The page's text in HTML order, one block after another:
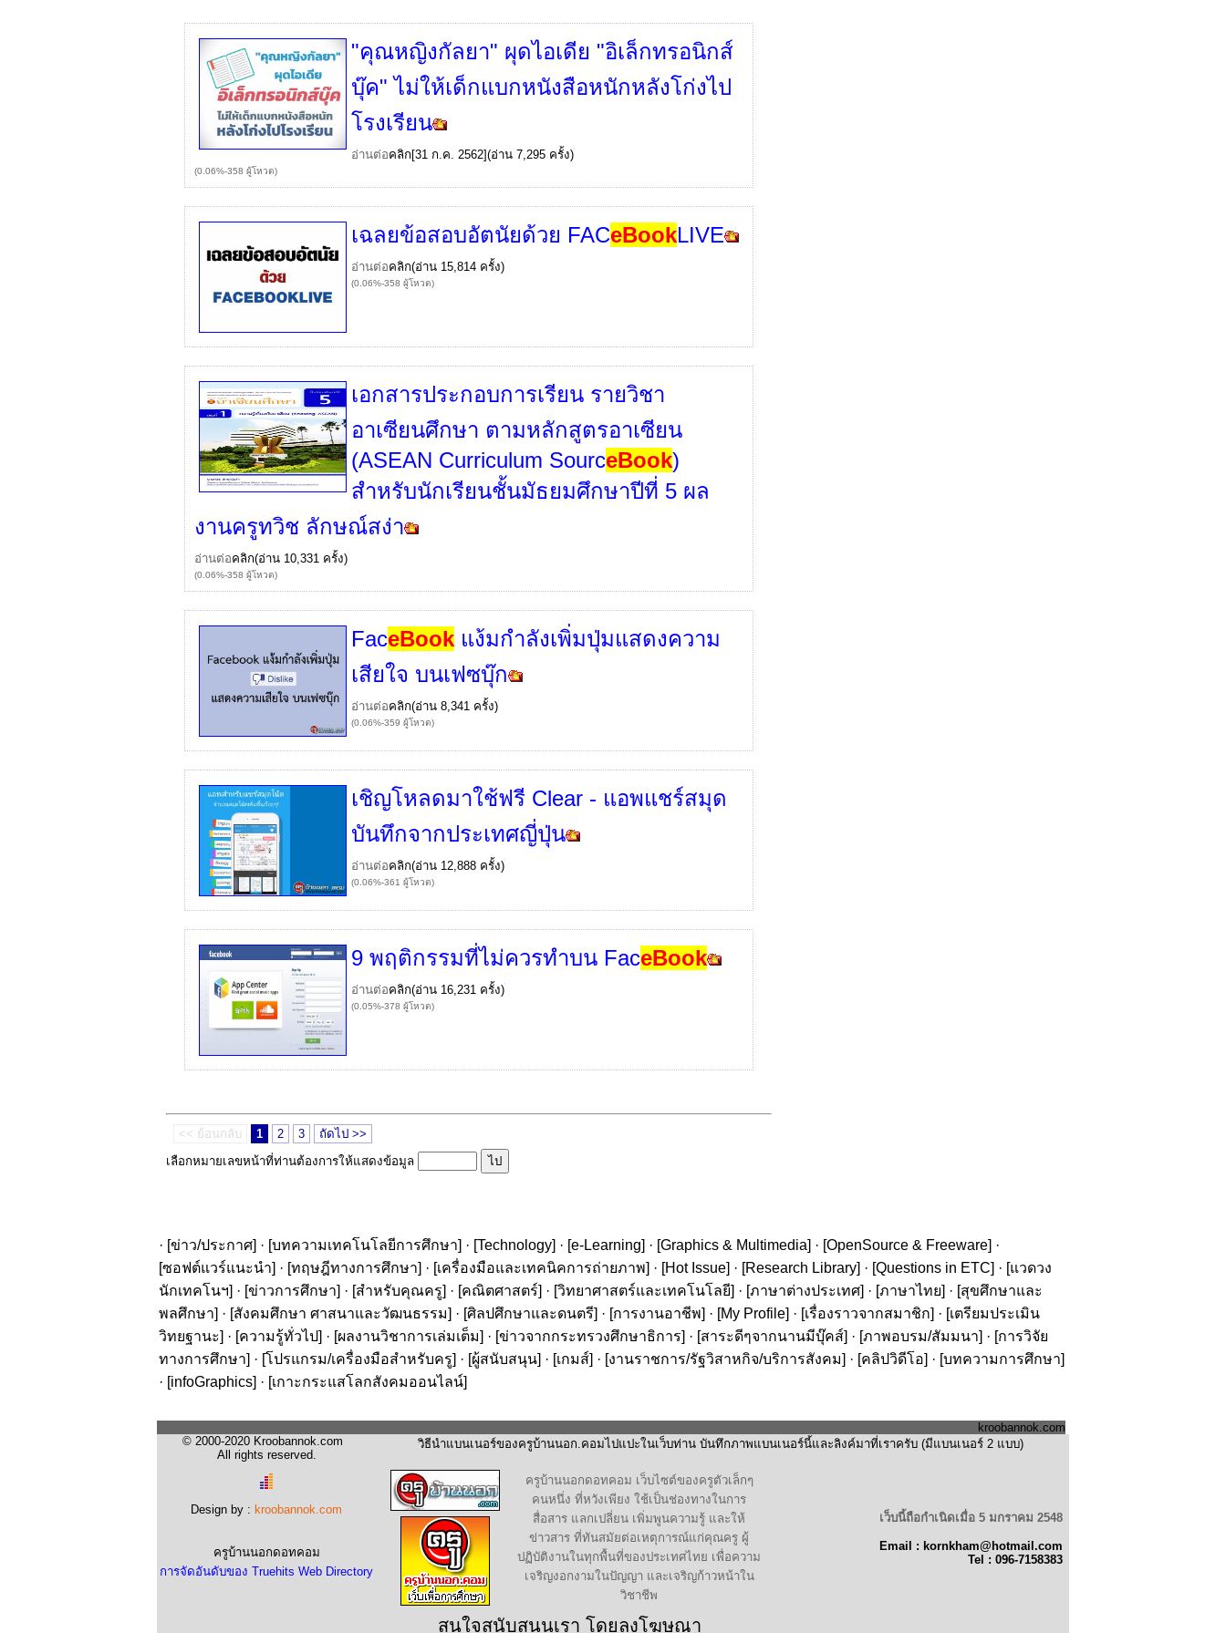
"คุณหญิงกัลยา" ผุดไอเดีย "อิเล็กทรอนิกส์
บุ๊ค" ไม่ให้เด็กแบกหนังสือหนักหลังโก่งไป
โรงเรียน
อ่านต่อคลิก[31 ก.ค. 2562](อ่าน 7,295 ครั้ง)
(0.06%-358 ผู้โหวต)
เฉลยข้อสอบอัตนัยด้วย FACeBookLIVE
อ่านต่อคลิก(อ่าน 15,814 ครั้ง)
(0.06%-358 ผู้โหวต)
เอกสารประกอบการเรียน รายวิชา
อาเซียนศึกษา ตามหลักสูตรอาเซียน
(ASEAN Curriculum SourceBook)
สำหรับนักเรียนชั้นมัธยมศึกษาปีที่ 5 ผล
งานครูทวิช ลักษณ์สง่า
อ่านต่อคลิก(อ่าน 10,331 ครั้ง)
(0.06%-358 ผู้โหวต)
FaceBook แง้มกำลังเพิ่มปุ่มแสดงความ
เสียใจ บนเฟซบุ๊ก
อ่านต่อคลิก(อ่าน 8,341 ครั้ง)
(0.06%-359 ผู้โหวต)
เชิญโหลดมาใช้ฟรี Clear - แอพแชร์สมุด
บันทึกจากประเทศญี่ปุ่น
อ่านต่อคลิก(อ่าน 12,888 ครั้ง)
(0.06%-361 ผู้โหวต)
9 พฤติกรรมที่ไม่ควรทำบน FaceBook
อ่านต่อคลิก(อ่าน 16,231 ครั้ง)
(0.05%-378 ผู้โหวต)
<< ย้อนกลับ 1 2 3
ถัดไป >>
เลือกหมายเลขหน้าที่ท่านต้องการให้แสดงข้อมูล
· [ข่าว/ประกาศ] · [บทความเทคโนโลยีการศึกษา] · [Technology] · [e-Learning] · [Graphics & Multimedia] · [OpenSource & Freeware] ·
[ซอฟต์แวร์แนะนำ] · [ทฤษฎีทางการศึกษา] · [เครื่องมือและเทคนิคการถ่ายภาพ] · [Hot Issue] · [Research Library] · [Questions in ETC] · [แวดวง
นักเทคโนฯ] · [ข่าวการศึกษา] · [สำหรับคุณครู] · [คณิตศาสตร์] · [วิทยาศาสตร์และเทคโนโลยี] · [ภาษาต่างประเทศ] · [ภาษาไทย] · [สุขศึกษาและ
พลศึกษา] · [สังคมศึกษา ศาสนาและวัฒนธรรม] · [ศิลปศึกษาและดนตรี] · [การงานอาชีพ] · [My Profile] · [เรื่องราวจากสมาชิก] · [เตรียมประเมิน
วิทยฐานะ] · [ความรู้ทั่วไป] · [ผลงานวิชาการเล่มเต็ม] · [ข่าวจากกระทรวงศึกษาธิการ] · [สาระดีๆจากนานมีบุ๊คส์] · [ภาพอบรม/สัมมนา] · [การวิจัย
ทางการศึกษา] · [โปรแกรม/เครื่องมือสำหรับครู] · [ผู้สนับสนุน] · [เกมส์] · [งานราชการ/รัฐวิสาหกิจ/บริการสังคม] · [คลิปวิดีโอ] · [บทความการศึกษา]
· [infoGraphics] · [เกาะกระแสโลกสังคมออนไลน์]
kroobannok.com
© 2000-2020 Kroobannok.com
All rights reserved.
Design by : kroobannok.com
ครูบ้านนอกดอทคอม
การจัดอันดับของ Truehits Web Directory
วิธีนำแบนเนอร์ของครูบ้านนอก.คอมไปแปะในเว็บท่าน บันทึกภาพแบนเนอร์นี้และลิงค์มาที่เราครับ (มีแบนเนอร์ 2 แบบ)
ครูบ้านนอกดอทคอม เว็บไซต์ของครูตัวเล็กๆ
คนหนึ่ง ที่หวังเพียง ใช้เป็นช่องทางในการ
สื่อสาร แลกเปลี่ยน เพิ่มพูนความรู้ และให้
ข่าวสาร ที่ทันสมัยต่อเหตุการณ์แก่คุณครู ผู้
ปฏิบัติงานในทุกพื้นที่ของประเทศไทย เพื่อความ
เจริญงอกงามในปัญญา และเจริญก้าวหน้าใน
วิชาชีพ
เว็บนี้ถือกำเนิดเมื่อ 5 มกราคม 2548
Email : kornkham@hotmail.com
Tel : 096-7158383
สนใจสนับสนุนเรา โดยลงโฆษณา